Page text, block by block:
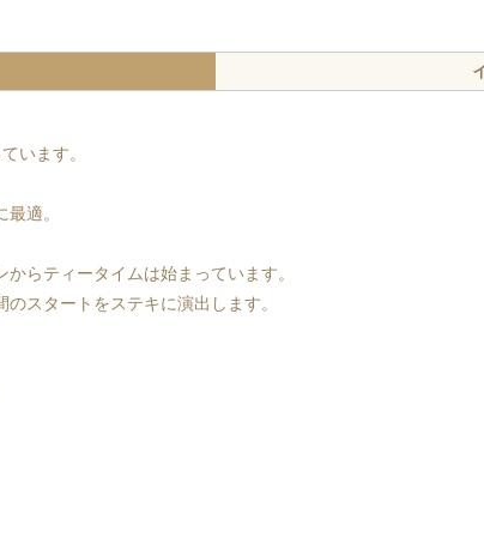
います。
適。
らティータイムは始まっています。
スタートをステキに演出します。